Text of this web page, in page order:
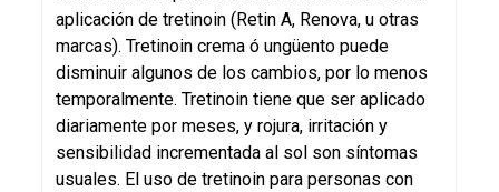
aplicación de tretinoin (Retin A, Renova, u otras
marcas). Tretinoin crema ó ungüento puede
disminuir algunos de los cambios, por lo menos
temporalmente. Tretinoin tiene que ser aplicado
diariamente por meses, y rojura, irritación y
sensibilidad incrementada al sol son síntomas
usuales. El uso de tretinoin para personas con